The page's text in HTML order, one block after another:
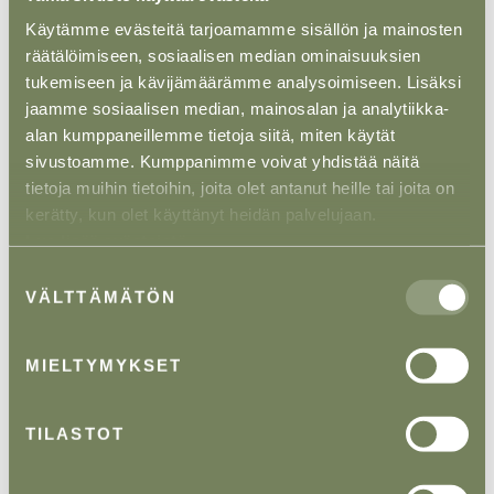
Käytämme evästeitä tarjoamamme sisällön ja mainosten
räätälöimiseen, sosiaalisen median ominaisuuksien
tukemiseen ja kävijämäärämme analysoimiseen. Lisäksi
jaamme sosiaalisen median, mainosalan ja analytiikka-
alan kumppaneillemme tietoja siitä, miten käytät
sivustoamme. Kumppanimme voivat yhdistää näitä
tietoja muihin tietoihin, joita olet antanut heille tai joita on
kerätty, kun olet käyttänyt heidän palvelujaan.
valinta
VÄLTTÄMÄTÖN
MIELTYMYKSET
TILASTOT
Mikä kiinteistö- ja energiahankkeissa sekä niiden
sääntelyssä kiehtoo?
”Minua kiehtovat konkreettiset, näkyvät
lopputulokset. Esimerkiksi tuulivoimahankkeessa
syntyy oikea tuulipuisto, joka tuottaa energiaa. Myös
energiamurros ja siirtymä uuteen energiaan on
lisännyt työni merkityksellisyyttä.
Olen nörtti: viihdyn reguloitujen toimialojen parissa,
keskellä ja soveltaa sitä asiakkaidemme konkreettisiin
hankkeisiin. Kiinteistö- ja ympäristöoikeus soveltuvat
erilaisiin tilanteisiin; e
simerkiksi rakennuslupavalitus
voi koskea uutta Helsingin keskustan hanketta tai
vaikkapa aurinkovoima-aluetta. Myös luovuus on